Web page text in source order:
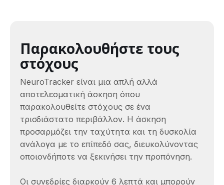
Παρακολουθήστε τους
στόχους
NeuroTracker είναι μια απλή αλλά
αποτελεσματική άσκηση όπου
παρακολουθείτε στόχους σε ένα
τρισδιάστατο περιβάλλον. Η άσκηση
προσαρμόζει την ταχύτητα και τη δυσκολία
ανάλογα με το επίπεδό σας, διευκολύνοντας
οποιονδήποτε να ξεκινήσει την προπόνηση.
Οι συνεδρίες διαρκούν 6 λεπτά και μπορούν